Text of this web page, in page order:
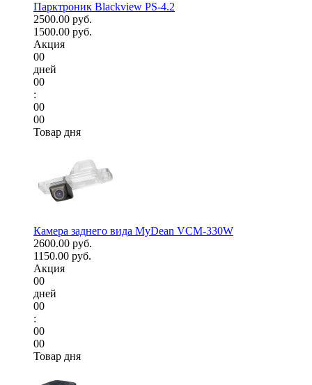
Парктроник Blackview PS-4.2
2500.00 руб.
1500.00 руб.
Акция
00
дней
00
:
00
00
Товар дня
Камера заднего вида MyDean VCM-330W
2600.00 руб.
1150.00 руб.
Акция
00
дней
00
:
00
00
Товар дня